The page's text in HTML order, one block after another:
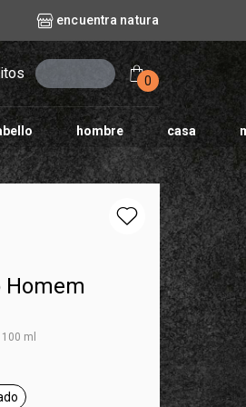
encuentra natura
0
hombre casa
Homem
ml